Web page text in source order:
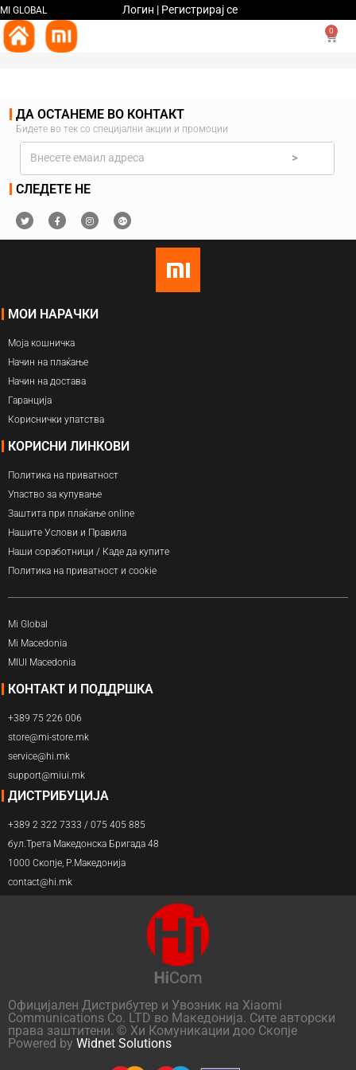
MI GLOBAL Логин | Регистрирај се
0
ДА ОСТАНЕМЕ ВО КОНТАКТ
Бидете во тек со специјални акции и промоции
>
СЛЕДЕТЕ НЕ
МОИ НАРАЧКИ
Моја кошничка
Начин на плаќање
Начин на достава
Гаранција
Кориснички упатства
КОРИСНИ ЛИНКОВИ
Политика на приватност
Упаство за купување
Заштита при плаќање online
Нашите Услови и Правила
Наши соработници / Каде да купите
Политика на приватност и cookie
Mi Global
Mi Macedonia
MIUI Macedonia
КОНТАКТ И ПОДДРШКА
+389 75 226 006
store@mi-store.mk
service@hi.mk
support@miui.mk
ДИСТРИБУЦИЈА
+389 2 322 7333 / 075 405 885
бул.Трета Македонска Бригада 48
1000 Скопје, Р.Македонија
contact@hi.mk
Официјален Дистрибутер и Увозник на Xiaomi
Communications Co. LTD во Македонија. Сите авторски
права заштитени. © Хи Комуникации доо Скопје
Powered by Widnet Solutions